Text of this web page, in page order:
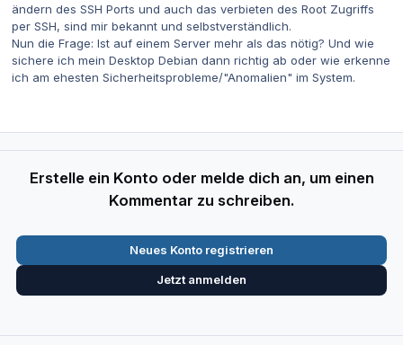
ändern des SSH Ports und auch das verbieten des Root Zugriffs
per SSH, sind mir bekannt und selbstverständlich.
Nun die Frage: Ist auf einem Server mehr als das nötig? Und wie
sichere ich mein Desktop Debian dann richtig ab oder wie erkenne
ich am ehesten Sicherheitsprobleme/"Anomalien" im System.
Erstelle ein Konto oder melde dich an, um einen
Kommentar zu schreiben.
Neues Konto registrieren
Jetzt anmelden